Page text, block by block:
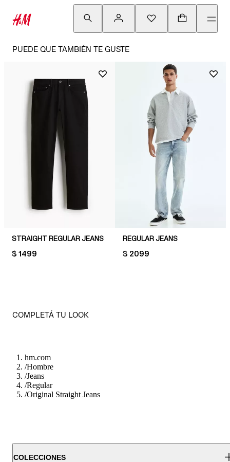
PUEDE QUE TAMBIÉN TE GUSTE
STRAIGHT REGULAR JEANS
PRICE:
$ 1499
REGULAR JEANS
PRICE:
$ 2099
COMPLETÁ TU LOOK
hm.com
/Hombre
/Jeans
/Regular
/Original Straight Jeans
COLECCIONES